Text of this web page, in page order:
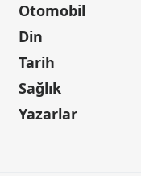
Otomobil
Din
Tarih
Sağlık
Yazarlar